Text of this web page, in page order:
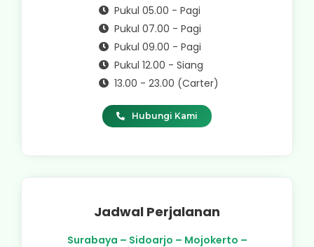
Pukul 05.00 - Pagi
Pukul 07.00 - Pagi
Pukul 09.00 - Pagi
Pukul 12.00 - Siang
13.00 - 23.00 (Carter)
Hubungi Kami
Jadwal Perjalanan
Surabaya – Sidoarjo – Mojokerto –